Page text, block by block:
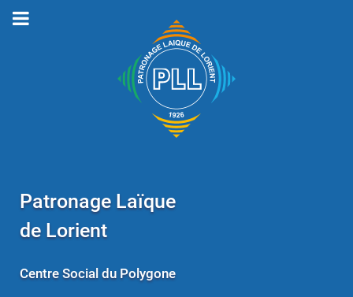
Patronage Laïque
de Lorient
Centre Social du Polygone